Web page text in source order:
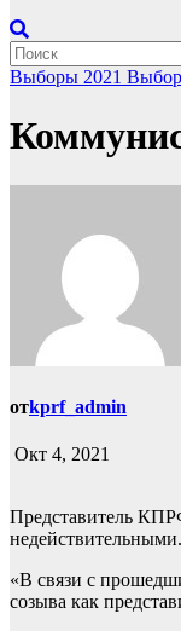
Выборы 2021
отkprf_admin
Окт 4, 2021
Представитель
«В связи с
созыва как